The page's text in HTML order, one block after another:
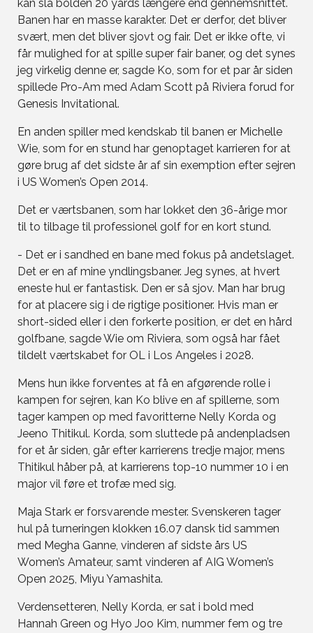
kan slå bolden 20 yards længere end gennemsnittet.
Banen har en masse karakter. Det er derfor, det bliver
svært, men det bliver sjovt og fair. Det er ikke ofte, vi
får mulighed for at spille super fair baner, og det synes
jeg virkelig denne er, sagde Ko, som for et par år siden
spillede Pro-Am med Adam Scott på Riviera forud for
Genesis Invitational.
En anden spiller med kendskab til banen er Michelle
Wie, som for en stund har genoptaget karrieren for at
gøre brug af det sidste år af sin exemption efter sejren
i US Women’s Open 2014.
Det er værtsbanen, som har lokket den 36-årige mor
til to tilbage til professionel golf for en kort stund.
- Det er i sandhed en bane med fokus på andetslaget.
Det er en af mine yndlingsbaner. Jeg synes, at hvert
eneste hul er fantastisk. Den er så sjov. Man har brug
for at placere sig i de rigtige positioner. Hvis man er
short-sided eller i den forkerte position, er det en hård
golfbane, sagde Wie om Riviera, som også har fået
tildelt værtskabet for OL i Los Angeles i 2028.
Mens hun ikke forventes at få en afgørende rolle i
kampen for sejren, kan Ko blive en af spillerne, som
tager kampen op med favoritterne Nelly Korda og
Jeeno Thitikul. Korda, som sluttede på andenpladsen
for et år siden, går efter karrierens tredje major, mens
Thitikul håber på, at karrierens top-10 nummer 10 i en
major vil føre et trofæ med sig.
Maja Stark er forsvarende mester. Svenskeren tager
hul på turneringen klokken 16.07 dansk tid sammen
med Megha Ganne, vinderen af sidste års US
Women’s Amateur, samt vinderen af AIG Women’s
Open 2025, Miyu Yamashita.
Verdensetteren, Nelly Korda, er sat i bold med
Hannah Green og Hyo Joo Kim, nummer fem og tre